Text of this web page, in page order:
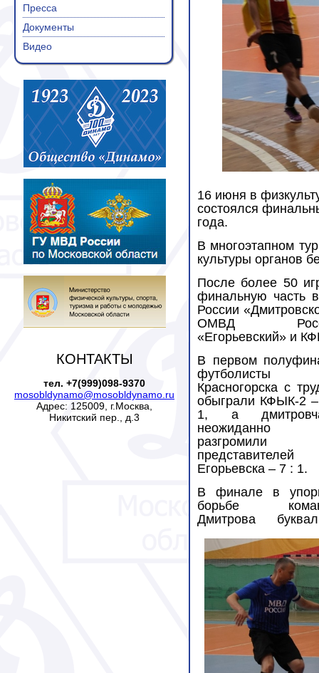
Пресса
Документы
Видео
КОНТАКТЫ
тел. +7(999)098-9370
mosobldynamo@mosobldynamo.ru
Адрес: 125009, г.Москва,
Никитский пер., д.3
16 июня в
состоялся
года.
В многоэтапном
культуры органов
После более 50
финальную часть
России
ОМВД
«Егорьевский» и
В первом
футболисты
Красногорска с
обыграли КФЫК-2
1, а
неожиданно
разгромили
представителей
Егорьевска – 7 : 1.
В финале в
борьбе
Дмитрова